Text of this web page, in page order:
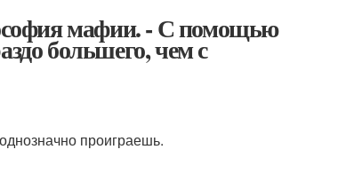
мафии. - С помощью
большего, чем с
проиграешь.